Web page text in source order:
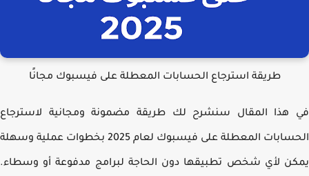
طريقة استرجاع الحسابات المعطلة على فيسبوك مجانًا
هذا المقال سنشرح لك طريقة مضمونة ومجانية لاسترجاع
الحسابات المعطلة على فيسبوك لعام 2025 بخطوات عملية وسهلة
لأي شخص تطبيقها دون الحاجة لبرامج مدفوعة أو وسطاء.